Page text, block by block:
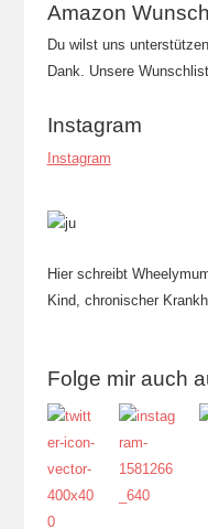
Amazon
Du wilst uns
Dank. Unsere
Instagram
Instagram
Hier schreibt
Kind, chronischer
Folge mir auch